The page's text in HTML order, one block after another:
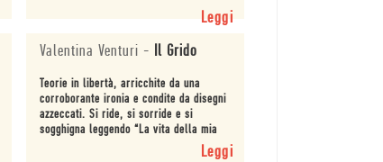
veneratissimi giornalisti che molte diLeggi
Valentina Venturi - Il Grido
Teorie in libertà, arricchite da una
corroborante ironia e condite da disegni
azzeccati. Si ride, si sorride e si
sogghigna leggendo “La vita della mia
ex per come la immagino io“, rimanendo
Leggi